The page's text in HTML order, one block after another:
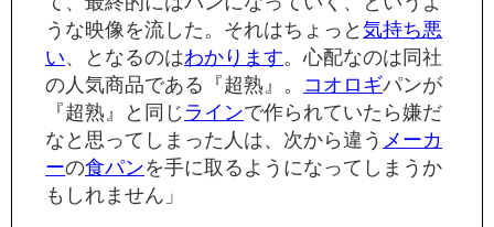
うな映像を流した。それはちょっと気持ち悪
い、となるのはわかります。心配なのは同社
の人気商品である『超熟』。 コオロギパンが
『超熟』と同じラインで作られていたら嫌だ
なと思ってしまった人は、次から違う メーカ
ーの食パンを手に取るようになってしまうか
もしれません」